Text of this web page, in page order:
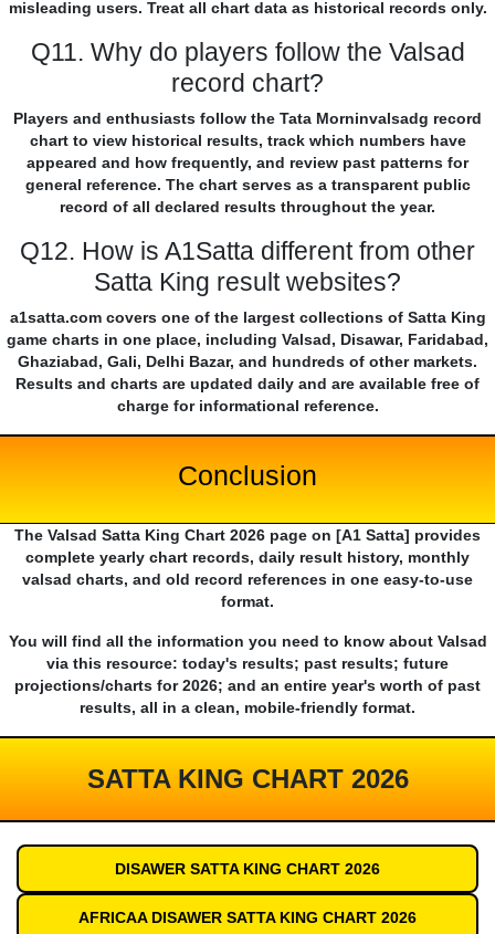
misleading users. Treat all chart data as historical records only.
Q11. Why do players follow the Valsad
record chart?
Players and enthusiasts follow the Tata Morninvalsadg record
chart to view historical results, track which numbers have
appeared and how frequently, and review past patterns for
general reference. The chart serves as a transparent public
record of all declared results throughout the year.
Q12. How is A1Satta different from other
Satta King result websites?
a1satta.com covers one of the largest collections of Satta King
game charts in one place, including Valsad, Disawar, Faridabad,
Ghaziabad, Gali, Delhi Bazar, and hundreds of other markets.
Results and charts are updated daily and are available free of
charge for informational reference.
Conclusion
The Valsad Satta King Chart 2026 page on [A1 Satta] provides
complete yearly chart records, daily result history, monthly
valsad charts, and old record references in one easy-to-use
format.
You will find all the information you need to know about Valsad
via this resource: today's results; past results; future
projections/charts for 2026; and an entire year's worth of past
results, all in a clean, mobile-friendly format.
SATTA KING CHART 2026
DISAWER SATTA KING CHART 2026
AFRICAA DISAWER SATTA KING CHART 2026